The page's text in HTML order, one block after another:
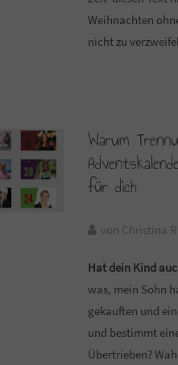
Weihnachten
nicht zu
Warum
für dich
von Christina
Hat dein Kind
was, mein Sohn
gekauften und
und bestimmt
Übertrieben?